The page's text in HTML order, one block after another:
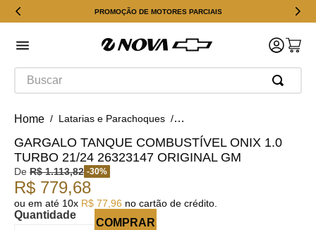
PROMOÇÃO DE MOTORES PARCIAIS
Buscar
Latarias e Parachoques Tampa do Tanque de
GARGALO TANQUE COMBUSTÍVEL ONIX 1.0
TURBO 21/24 26323147 ORIGINAL GM
De R$ 1.113,82 -30%
R$ 779,68
ou em até 10x R$ 77 96 no cartão de crédito.
Quantidade
COMPRAR